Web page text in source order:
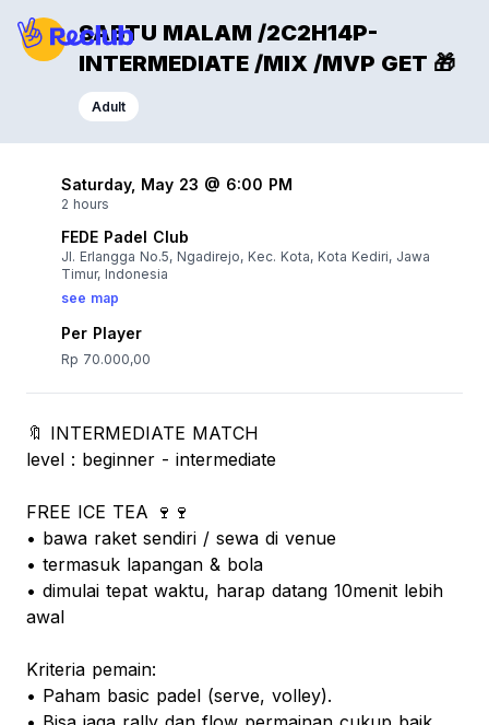
SABTU MALAM /2C2H14P-
INTERMEDIATE /MIX /MVP GET 🎁
Adult
Saturday, May 23 @ 6:00 PM
2 hours
FEDE Padel Club
Jl. Erlangga No.5, Ngadirejo, Kec. Kota, Kota Kediri, Jawa
Timur, Indonesia
see map
Per Player
Rp 70.000,00
🔖 INTERMEDIATE MATCH
level : beginner - intermediate
FREE ICE TEA 🍷🍷
• bawa raket sendiri / sewa di venue
• termasuk lapangan & bola
• dimulai tepat waktu, harap datang 10menit lebih
awal
Kriteria pemain:
• Paham basic padel (serve, volley).